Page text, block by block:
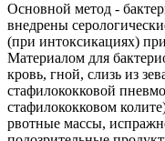
Основной метод -
внедрены
(при интоксикациях)
Материалом для
кровь, гной, слизь из
стафилококковой
стафилококковом
рвотные массы,